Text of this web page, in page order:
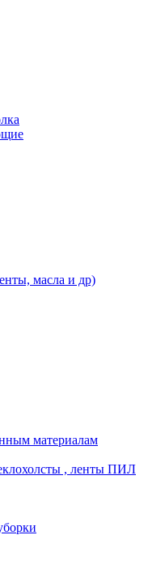
масла и др)
материалам
, ленты ПИЛ